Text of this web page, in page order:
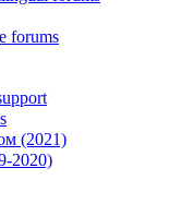
forums
(2021)
2020)